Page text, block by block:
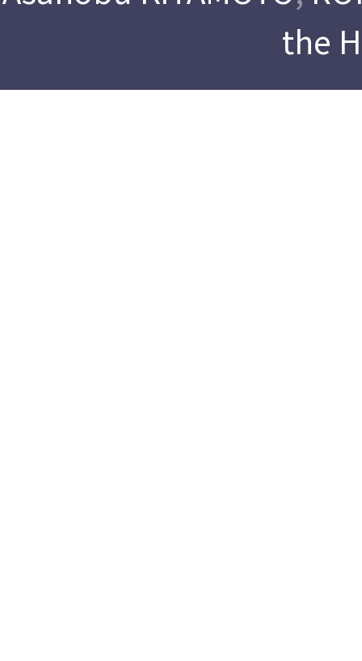
the